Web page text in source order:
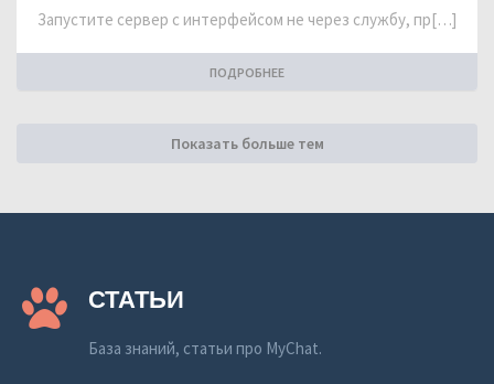
Запустите сервер с интерфейсом не через службу, пр[…]
ПОДРОБНЕЕ
Показать больше тем
СТАТЬИ
База знаний, статьи про MyChat.